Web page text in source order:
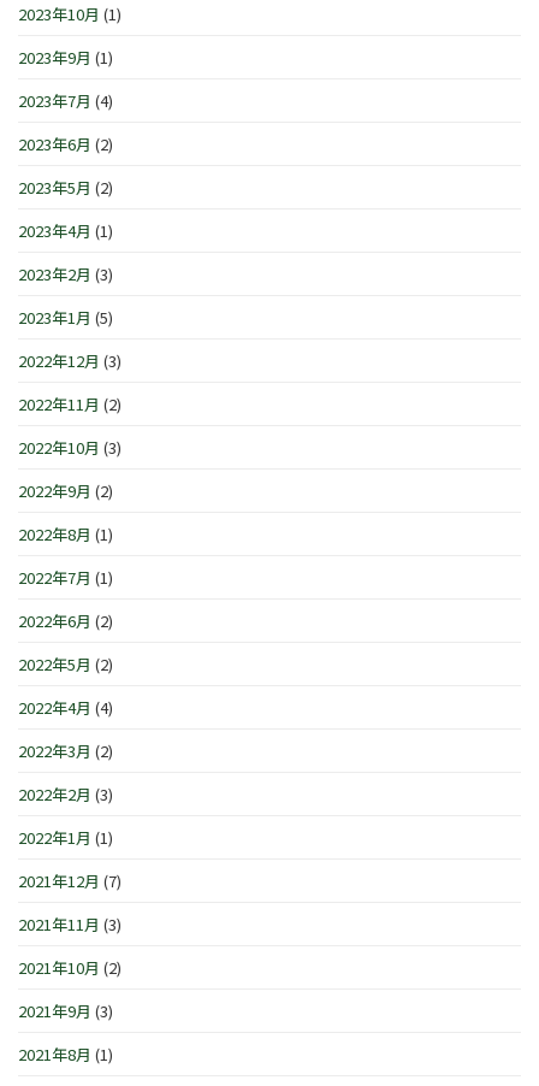
2023年10月 (1)
2023年9月 (1)
2023年7月 (4)
2023年6月 (2)
2023年5月 (2)
2023年4月 (1)
2023年2月 (3)
2023年1月 (5)
2022年12月 (3)
2022年11月 (2)
2022年10月 (3)
2022年9月 (2)
2022年8月 (1)
2022年7月 (1)
2022年6月 (2)
2022年5月 (2)
2022年4月 (4)
2022年3月 (2)
2022年2月 (3)
2022年1月 (1)
2021年12月 (7)
2021年11月 (3)
2021年10月 (2)
2021年9月 (3)
2021年8月 (1)